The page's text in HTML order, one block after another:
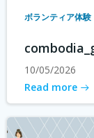
ボランティア体験
10/05/2026
Read more